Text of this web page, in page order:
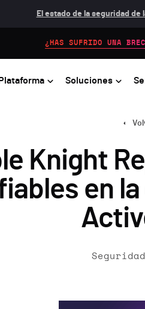
El estado de la seguridad de
Plataforma Soluciones
¿HAS SUFRIDO UNA
Knight
en